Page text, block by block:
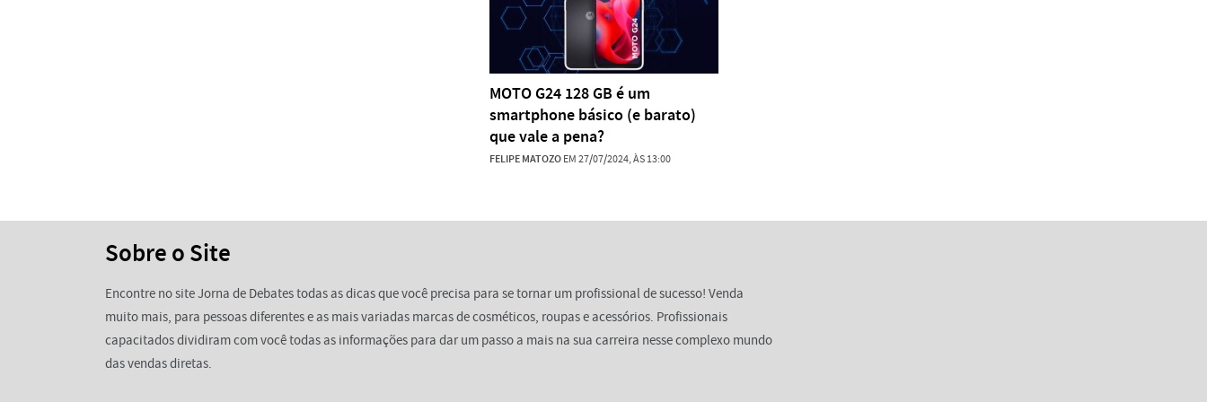
MOTO G24 128 GB é um
smartphone básico (e barato)
que vale a pena?
FELIPE MATOZOEM 27/07/2024, ÀS 13:00
Sobre o Site
Encontre no site Jorna de Debates todas as dicas que você precisa para se tornar um profissional de sucesso! Venda
muito mais, para pessoas diferentes e as mais variadas marcas de cosméticos, roupas e acessórios. Profissionais
capacitados dividiram com você todas as informações para dar um passo a mais na sua carreira nesse complexo mundo
das vendas diretas.